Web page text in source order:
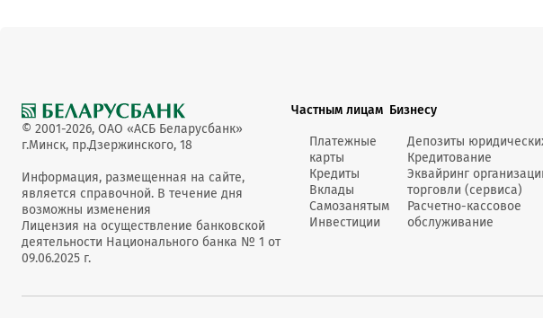
© 2001-2026, ОАО «АСБ Беларусбанк»
г.Минск, пр.Дзержинского, 18
Информация, размещенная на сайте,
является справочной. В течение дня
возможны изменения
Лицензия на осуществление банковской
деятельности Национального банка № 1 от
09.06.2025 г.
Частным лицам
Платежные
карты
Кредиты
Вклады
Самозанятым
Инвестиции
Бизнесу
Депозиты
Кредитование
Эквайринг
торговли (сервиса)
Расчетно-кассовое
обслуживание